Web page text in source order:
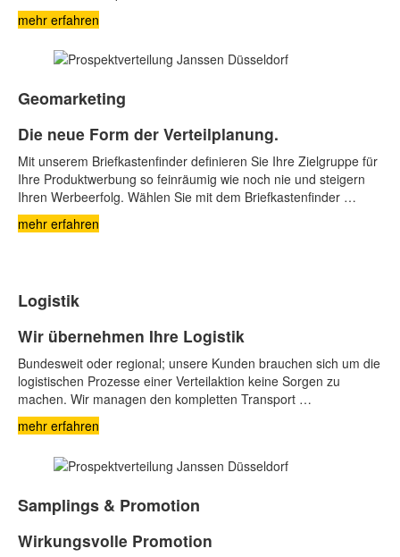
mehr erfahren
Geomarketing
Die neue Form der Verteilplanung.
Mit unserem Briefkastenfinder definieren Sie Ihre Zielgruppe für
Ihre Produktwerbung so feinräumig wie noch nie und steigern
Ihren Werbeerfolg. Wählen Sie mit dem Briefkastenfinder …
mehr erfahren
Logistik
Wir übernehmen Ihre Logistik
Bundesweit oder regional; unsere Kunden brauchen sich um die
logistischen Prozesse einer Verteilaktion keine Sorgen zu
machen. Wir managen den kompletten Transport …
mehr erfahren
Samplings & Promotion
Wirkungsvolle Promotion